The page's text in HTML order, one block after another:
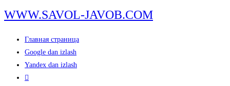
Перейти
к
содержимому
WWW.SAVOL-JAVOB.COM
Главная страница
Google dan izlash
Yandex dan izlash
Переключить